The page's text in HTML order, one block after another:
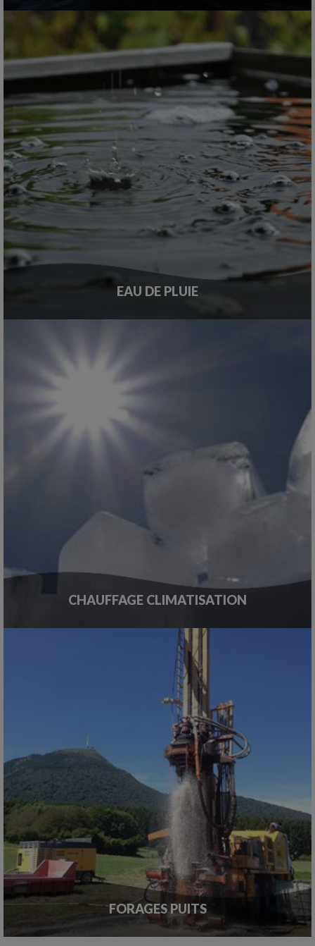
EAU DE PLUIE
CHAUFFAGE CLIMATISATION
FORAGES PUITS